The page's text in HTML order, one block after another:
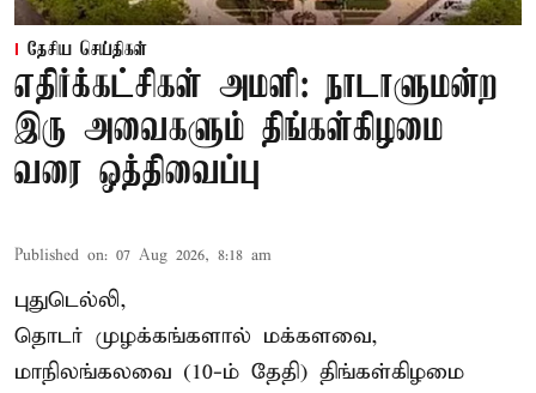
தேசிய செய்திகள்
எதிர்க்கட்சிகள் அமளி: நாடாளுமன்ற
இரு அவைகளும் திங்கள்கிழமை
வரை ஒத்திவைப்பு
Published on: 07 Aug 2026, 8:18 am
புதுடெல்லி,
தொடர் முழக்கங்களால் மக்களவை,
மாநிலங்கலவை (10-ம் தேதி) திங்கள்கிழமை